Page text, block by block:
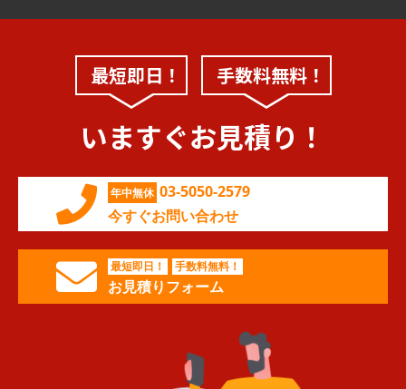
最短即日！ 手数料無料！
いますぐお見積り！
年中無休 03-5050-2579
今すぐお問い合わせ
最短即日！ 手数料無料！
お見積りフォーム